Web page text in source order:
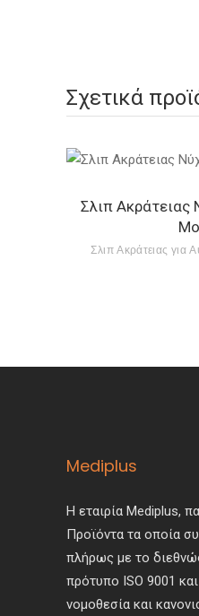
Σχετικά
Σλιπ Ακράτειας
Σλιπ Ακράτειας για
Mediplus
Η εταιρία Mediplus,
Προϊόντα τα οποία
πλήρως με το
πρότυπο ISO 9001
νομοθεσία και